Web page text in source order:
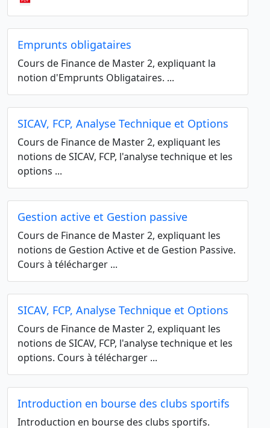
Emprunts obligataires
Cours de Finance de Master 2, expliquant la
notion d'Emprunts Obligataires. ...
SICAV, FCP, Analyse Technique et Options
Cours de Finance de Master 2, expliquant les
notions de SICAV, FCP, l'analyse technique et les
options ...
Gestion active et Gestion passive
Cours de Finance de Master 2, expliquant les
notions de Gestion Active et de Gestion Passive.
Cours à télécharger ...
SICAV, FCP, Analyse Technique et Options
Cours de Finance de Master 2, expliquant les
notions de SICAV, FCP, l'analyse technique et les
options. Cours à télécharger ...
Introduction en bourse des clubs sportifs
Introduction en bourse des clubs sportifs.